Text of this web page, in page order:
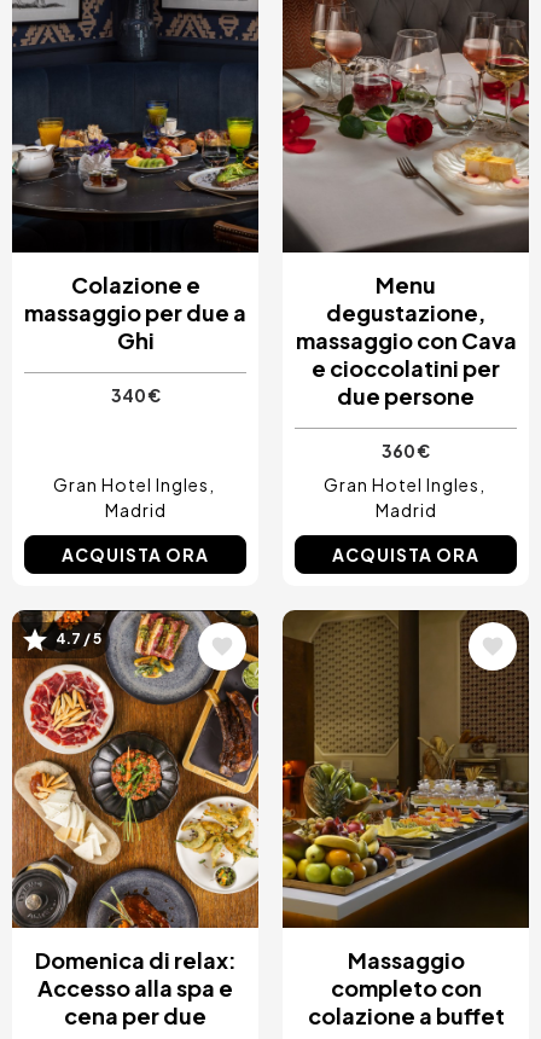
Colazione e
massaggio per due a
Ghi
340 €
Gran Hotel Ingles
Madrid
ACQUISTA ORA
Menu
degustazione,
massaggio con Cava
e cioccolatini per
due persone
360 €
Gran Hotel Ingles
Madrid
ACQUISTA ORA
Immagine
4.7 / 5
Domenica di relax:
Accesso alla spa e
cena per due
Immagine
Massaggio
completo con
colazione a buffet